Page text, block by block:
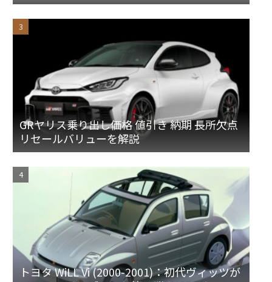
GRヤリス乗り出し価格 値引き 納期 長所欠点
リセールバリューを解説
トヨタ WiLL Vi (2000-2001)：初代ヴィッツが